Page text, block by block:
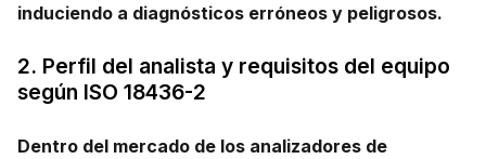
induciendo a diagnósticos erróneos y peligrosos.
2. Perfil del analista y requisitos del equipo
según ISO 18436-2
Dentro del mercado de los analizadores de